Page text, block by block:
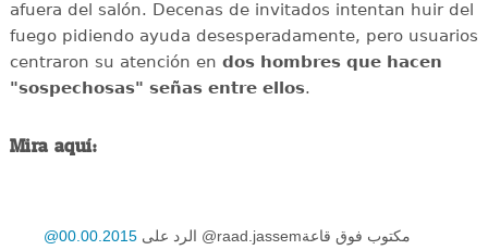
afuera del salón. Decenas de invitados intentan huir del
fuego pidiendo ayuda desesperadamente, pero usuarios
centraron su atención en dos hombres que hacen
"sospechosas" señas entre ellos.
Mira aquí:
@00.00.2015